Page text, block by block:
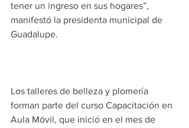
tener un ingreso en sus hogares”,
manifestó la presidenta municipal de
Guadalupe.
Los talleres de belleza y plomería
forman parte del curso Capacitación en
Aula Móvil, que inició en el mes de